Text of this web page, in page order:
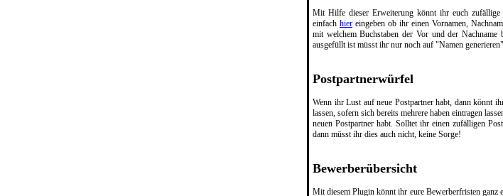
Mit Hilfe dieser Erweiterung könnt ihr euch zufällige
einfach hiereingeben ob ihr einen Vornamen,
mit welchem Buchstaben der Vor und der
ausgefüllt ist müsst ihr nur noch auf "Namen
Postpartnerwürfel
Wenn ihr Lust auf neue Postpartner habt, dann könnt
lassen, sofern sich bereits mehrere haben eintragen
neuen Postpartner habt. Solltet ihr einen zufälligen
dann müsst ihr dies auch nicht, keine Sorge!
Bewerberübersicht
Mit diesem Plugin könnt ihr eure Bewerberfristen ganz